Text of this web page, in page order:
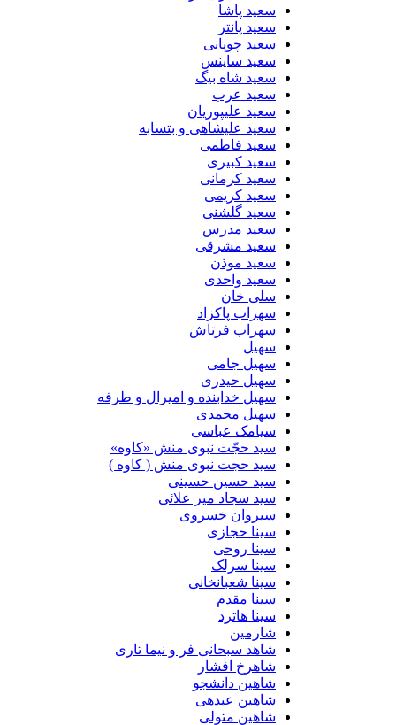
سعید پاشا
سعید پانتر
سعید چوپانی
سعید ساینس
سعید شاه بیگ
سعید عرب
سعید علیپوریان
سعید علیشاهی و بتسابه
سعید فاطمی
سعید کبیری
سعید کرمانی
سعید کریمی
سعید گلشنی
سعید مدرس
سعید مشرقی
سعید موذن
سعید واحدی
سلی خان
سهراب پاکزاد
سهراب فرتاش
سهیل جامی
سهیل حیدری
سهیل خدابنده و امیرال و طرفه
سهیل محمدی
سیامک عباسی
سید حجّت نبوی منش «کاوه»
سید حجت نبوی منش ( کاوه )
سید حسین حسینى
سید سجاد میر علائی
سیروان خسروی
سینا حجازی
سینا روحی
سینا سرلک
سینا شعبانخانی
سینا مقدم
سینا هاترد
شارمین
شاهد سبحانی فر و نیما تاری
شاهرخ افشار
شاهین دانشجو
شاهین عبدهی
شاهین متولی